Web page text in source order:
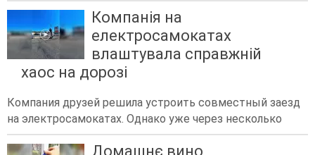
Компанія на
електросамокатах
влаштувала справжній
хаос на дорозі
Компания друзей решила устроить совместный заезд
на электросамокатах. Однако уже через несколько
Домашнє вино